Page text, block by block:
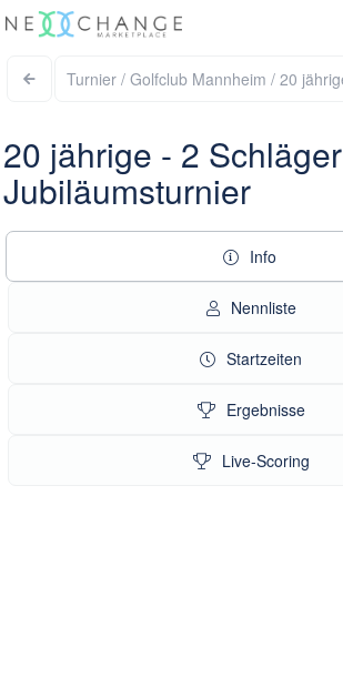
20 jährige - 2 Schläger
Jubiläumsturnier
Info
Nennliste
Startzeiten
Ergebnisse
Live-Scoring